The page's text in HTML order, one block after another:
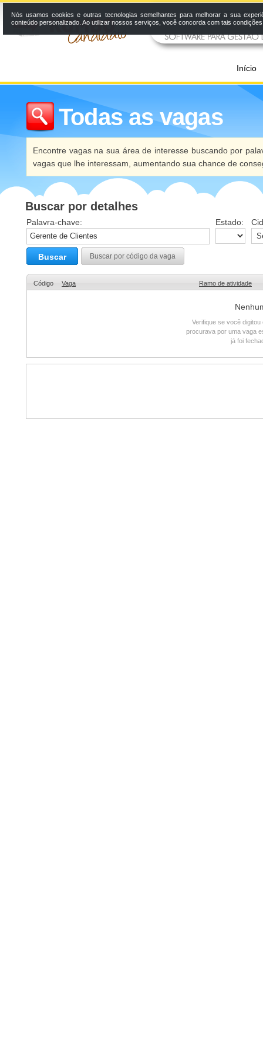
Início
Todas as vagas
Encontre vagas na sua área de interesse buscando por
vagas que lhe interessam, aumentando sua chance de
Buscar por detalhes
Palavra-chave: Estado:
Buscar Buscar por código da vaga
Código Vaga Ramo de atividade
Verifique se você
procurava por uma vaga
já foi
Nós usamos cookies e outras tecnologias semelhantes para melhorar a sua
conteúdo personalizado. Ao utilizar nossos serviços, você concorda com tais